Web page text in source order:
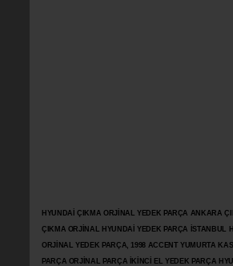
HYUNDAİ ÇIKMA ORJİNAL YEDEK PARÇA ANKARA
ÇIKMA ORJİNAL HYUNDAİ YEDEK PARÇA İSTANBUL
ORJİNAL YEDEK PARÇA, 1998 ACCENT YUMURTA
PARÇA ORJİNAL PARÇA İKİNCİ EL YEDEK PARÇA